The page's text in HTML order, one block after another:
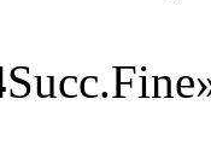
Succ.Fine